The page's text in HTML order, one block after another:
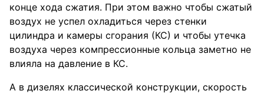
конце хода сжатия. При этом важно чтобы сжатый
воздух не успел охладиться через стенки
цилиндра и камеры сгорания (КС) и чтобы утечка
воздуха через компрессионные кольца заметно не
влияла на давление в КС.
А в дизелях классической конструкции, скорость